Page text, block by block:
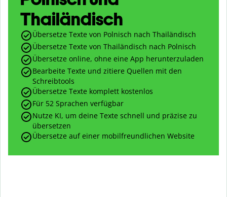
Thailändisch
Übersetze Texte von Polnisch nach Thailändisch
Übersetze Texte von Thailändisch nach Polnisch
Übersetze online, ohne eine App herunterzuladen
Bearbeite Texte und zitiere Quellen mit den
Schreibtools
Übersetze Texte komplett kostenlos
Für 52 Sprachen verfügbar
Nutze KI, um deine Texte schnell und präzise zu
übersetzen
Übersetze auf einer mobilfreundlichen Website